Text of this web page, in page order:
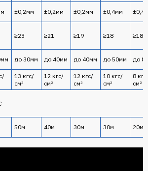
±0,2мм ±0,2мм ±0,2мм ±0,4мм
≥23 ≥21 ≥19 ≥18 ≥18
до 30мм до 40мм до 40мм до 50мм до
13 кгс/
см²
12 кгс/
см²
12 кгс/
см²
10 кгс/
см²
8
см²
50м 40м 30м 30м 20м